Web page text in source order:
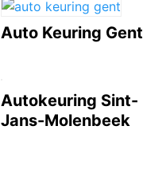
Auto Keuring Gent
Autokeuring Sint-
Jans-Molenbeek